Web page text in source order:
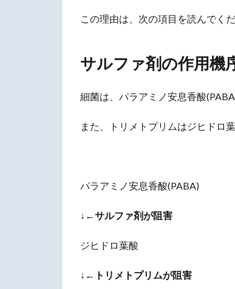
この理由は、次の項目を読んでくだ
サルファ剤の作用機
細菌は、パラアミノ安息香酸
また、トリメトプリムはジヒドロ
パラアミノ安息香酸(PABA)
↓←サルファ剤が阻害
ジヒドロ葉酸
↓← トリメトプリムが阻害